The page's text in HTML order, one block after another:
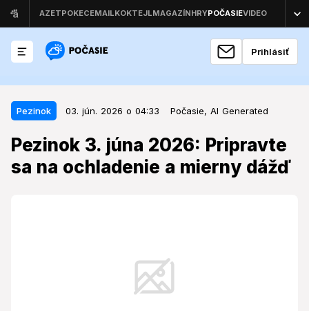
Prihlásiť
Pezinok 03. jún. 2026 o 04:33 Počasie, AI Generated
Pezinok 3. júna 2026: Pripravte
sa na ochladenie a mierny dážď
Pezinok 03. jún. 2026 o 04:33
Pezinok 3. júna 2026: Pripravte sa
na ochladenie a mierny dážď